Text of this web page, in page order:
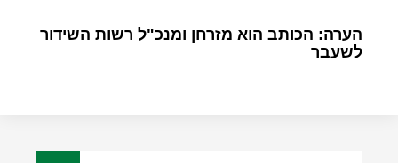
הערה: הכותב הוא מזרחן ומנכ"ל רשות השידור
לשעבר